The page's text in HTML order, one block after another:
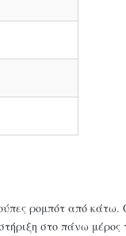
ρομπότ από κάτω.
στο πάνω μέρος